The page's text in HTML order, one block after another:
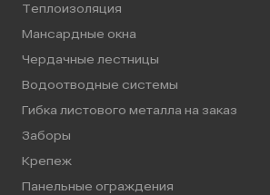
Теплоизоляция
Мансардные окна
Чердачные лестницы
Водоотводные системы
Гибка листового металла на заказ
Заборы
Крепеж
Панельные ограждения